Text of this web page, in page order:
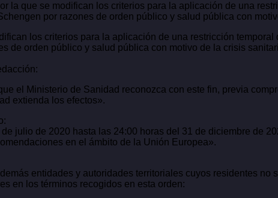
la que se modifican los criterios para la aplicación de una
por razones de orden público y salud pública con
los criterios para la aplicación de una restricción
de orden público y salud pública con motivo de la crisis
el Ministerio de Sanidad reconozca con este fin, previa
extienda los efectos».
julio de 2020 hasta las 24:00 horas del 31 de diciembre de
en el ámbito de la Unión Europea».
entidades y autoridades territoriales cuyos residentes no
en los términos recogidos en esta orden: